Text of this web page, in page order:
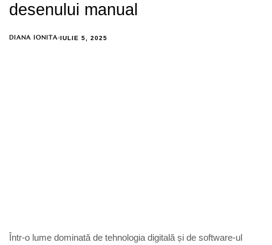
desenului manual
DIANA IONITA IULIE 5, 2025
Într-o lume dominată de tehnologia digitală și de software-ul